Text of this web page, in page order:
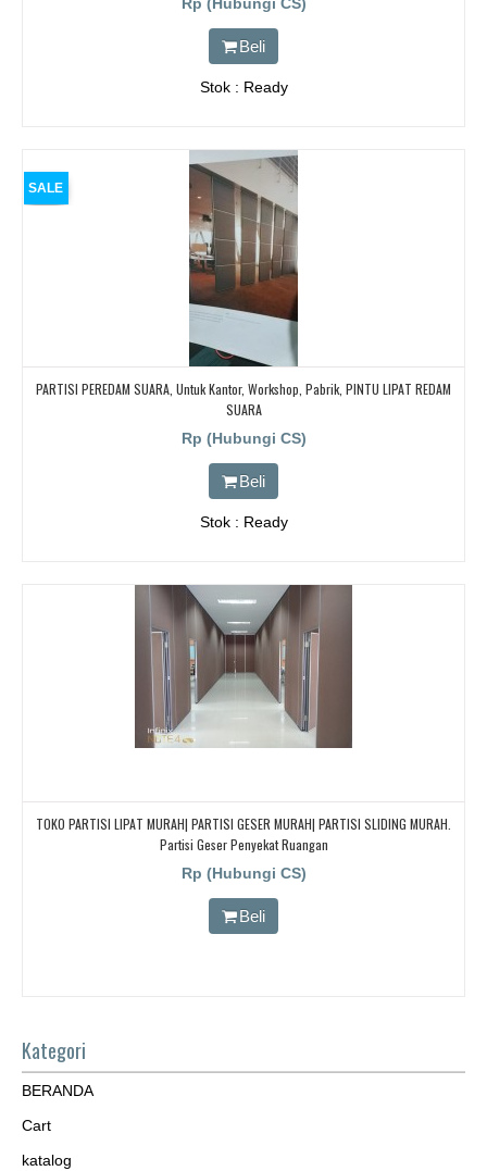
Beli
Stok : Ready
SALE
PARTISI PEREDAM SUARA, Untuk Kantor, Workshop, Pabrik, PINTU LIPAT REDAM
SUARA
Rp (Hubungi CS)
Beli
Stok : Ready
TOKO PARTISI LIPAT MURAH| PARTISI GESER MURAH| PARTISI SLIDING MURAH.
Partisi Geser Penyekat Ruangan
Rp (Hubungi CS)
Beli
Kategori
BERANDA
Cart
katalog